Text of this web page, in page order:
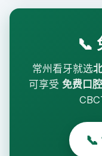
📞
常州看牙就选
可享受 免费口